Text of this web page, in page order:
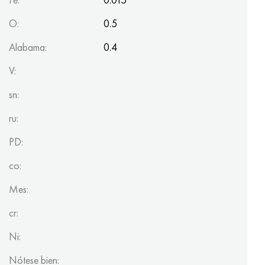
O:
0.5
Alabama:
0.4
V:
sn:
ru:
PD:
co:
Mes:
cr:
Ni:
Nótese bien: